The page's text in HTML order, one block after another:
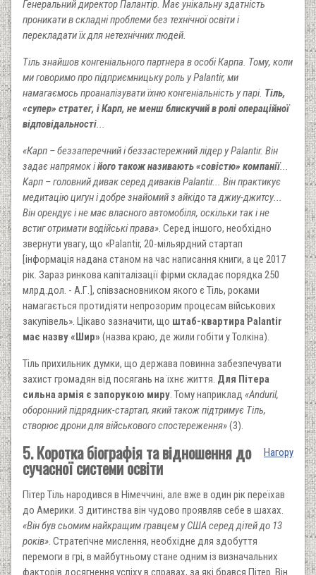
Генеральний директор Палантір. Має унікальну здатність
проникати в складні проблеми без технічної освіти і
перекладати їх для нетехнічних людей.
Тіль знайшов конгеніального партнера в особі Карпа. Тому, коли
ми говоримо про підприємницьку роль у Palantir, ми
намагаємось проаналізувати їхню конгеніальність у парі. Тіль,
«супер» стратег, і Карп, не менш блискучий в ролі операційної
відповідальності...
«Карп – беззаперечний і беззастережний лідер у Palantir. Він
задає напрямок ійого також називають «совістю» компанії...
Карп – головний дивак серед диваків Palantir... Він практикує
медитацію цигун і добре знайомий з айкідо та джиу-джитсу...
Він орендує і не має власного автомобіля, оскільки так і не
встиг отримати водійські права». Серед іншого, необхідно
звернути увагу, що «Palantir, 20-мільярдний стартап
[інформація надана станом на час написання книги, а це 2017
рік. Зараз ринкова капіталізації фірми складає порядка 250
млрд.дол. - А.Г.], співзасновником якого є Тіль, роками
намагається протидіяти непрозорим процесам військових
закупівель». Цікаво зазначити, що штаб-квартира Palantir
має назву «Шир» (назва краю, де жили гобіти у Толкіна).
Тіль прихильник думки, що держава повинна забезпечувати
захист громадян від посягань на їхнє життя. Для Пітера
сильна армія є запорукою миру. Тому наприклад «Anduril,
оборонний підрядник-стартап, який також підтримує Тіль,
створює дрони для військового спостереження»(3).
Нагору
5. Коротка біографія та відношення до
сучасної системи освіти
Пітер Тіль народився в Німеччині, але вже в один рік переїхав
до Америки. З дитинства він чудово проявляв себе в шахах.
«Він був сьомим найкращим гравцем у США серед дітей до 13
років». Стратегічне мислення, необхідне для здобуття
перемоги в грі, в майбутньому стане одним із визначальних
факторів досягнення успіху в справах, за які брався Пітер. Він